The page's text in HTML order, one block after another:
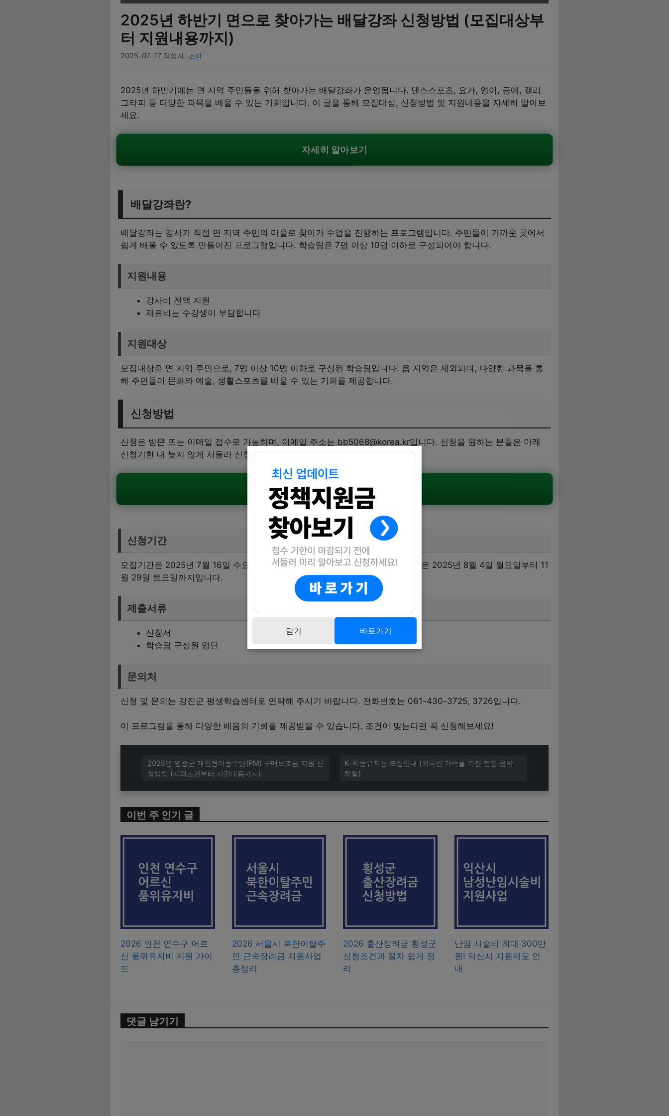
2025년 하반기 면으로 찾아가는 배달강좌 신청방법 (모집대상부
터 지원내용까지)
2025-07-17 작성자: 조아
2025년 하반기에는 면 지역 주민들을 위해 찾아가는 배달강좌가 운영됩니다. 댄스스포츠, 요가, 영어, 공예, 캘리
그라피 등 다양한 과목을 배울 수 있는 기회입니다. 이 글을 통해 모집대상, 신청방법 및 지원내용을 자세히 알아보
세요.
자세히 알아보기
배달강좌란?
배달강좌는 강사가 직접 면 지역 주민의 마을로 찾아가 수업을 진행하는 프로그램입니다. 주민들이 가까운 곳에서
쉽게 배울 수 있도록 만들어진 프로그램입니다. 학습팀은 7명 이상 10명 이하로 구성되어야 합니다.
지원내용
강사비 전액 지원
재료비는 수강생이 부담합니다
지원대상
모집대상은 면 지역 주민으로, 7명 이상 10명 이하로 구성된 학습팀입니다. 읍 지역은 제외되며, 다양한 과목을 통
해 주민들이 문화와 예술, 생활스포츠를 배울 수 있는 기회를 제공합니다.
신청방법
신청은 방문 또는 이메일 접수로 가능하며, 이메일 주소는 bb5068@korea.kr입니다. 신청을 원하는 분들은 아래
신청기한 내 늦지 않게 서둘러 신청해보세요.
공식공고 확인하기
신청기간
모집기간은 2025년 7월 16일 수요일부터 7월 22일 화요일까지입니다. 운영기간은 2025년 8월 4일 월요일부터 11
월 29일 토요일까지입니다.
제출서류
신청서
학습팀 구성원 명단
문의처
신청 및 문의는 강진군 평생학습센터로 연락해 주시기 바랍니다. 전화번호는 061-430-3725, 3726입니다.
이 프로그램을 통해 다양한 배움의 기회를 제공받을 수 있습니다. 조건이 맞는다면 꼭 신청해보세요!
K-익동뮤지션 모집안내 (외국인 가족을 위한 전통 음악
체험)
2025년 영광군 개인형이동수단(PM) 구매보조금 지원 신
청방법 (자격조건부터 지원내용까지)
이번 주 인기 글
2026 인천 연수구 어르
신 품위유지비 지원 가이
드
2026 서울시 북한이탈주
민 근속장려금 지원사업
총정리
2026 출산장려금 횡성군
신청조건과 절차 쉽게 정
리
난임 시술비 최대 300만
원! 익산시 지원제도 안
내
댓글 남기기
닫기 바로가기